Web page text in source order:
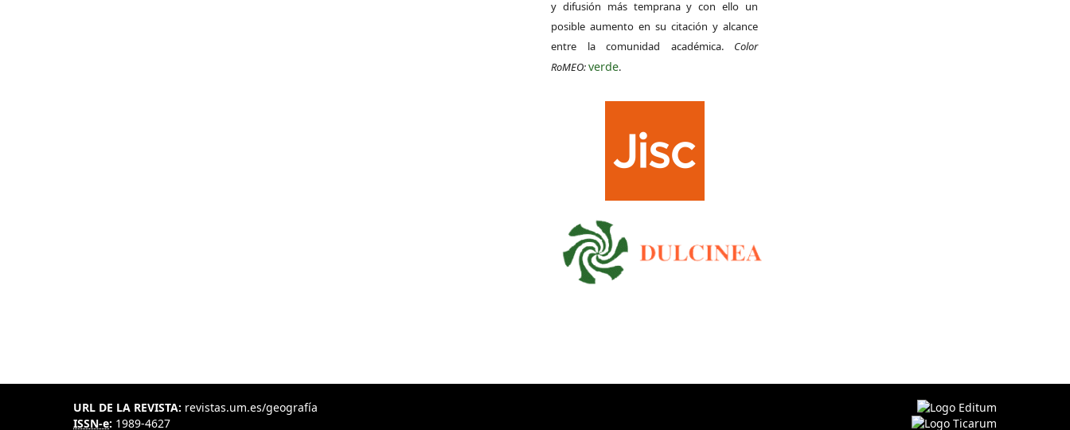
y difusión más temprana y con ello un
posible aumento en su citación y alcance
entre la comunidad académica. Color
RoMEO:verde.
URL DE LA REVISTA: revistas.um.es/geografía
ISSN-e: 1989-4627